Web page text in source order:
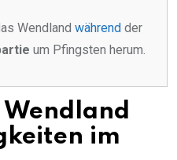
Wendland während der
um Pfingsten herum.
Wendland
im